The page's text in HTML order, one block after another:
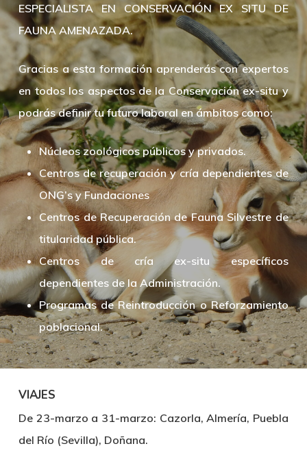
ESPECIALISTA EN CONSERVACIÓN EX SITU DE
FAUNA AMENAZADA.
Gracias a esta formación aprenderás con expertos
en todos los aspectos de la Conservación ex-situ y
podrás definir tu futuro laboral en ámbitos como:
Núcleos zoológicos públicos y privados.
Centros de recuperación y cría dependientes de
ONG’s y Fundaciones
Centros de Recuperación de Fauna Silvestre de
titularidad pública.
Centros de cría ex-situ específicos
dependientes de la Administración.
Programas de Reintroducción o Reforzamiento
poblacional.
VIAJES
De 23-marzo a 31-marzo: Cazorla, Almería, Puebla
del Río (Sevilla), Doñana.